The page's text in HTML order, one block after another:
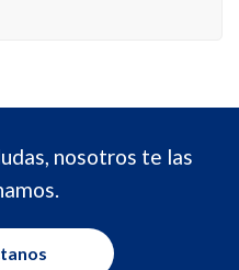
nosotros te las